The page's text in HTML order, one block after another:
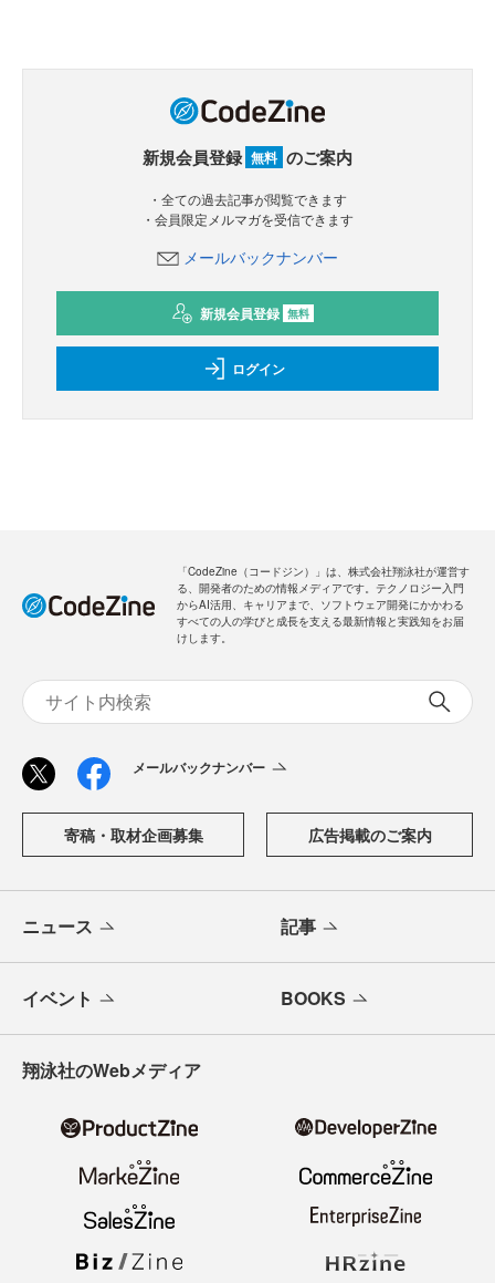
新規会員登録 無料 のご案内
・全ての過去記事が閲覧できます
・会員限定メルマガを受信できます
メールバックナンバー
新規会員登録 無料
ログイン
「CodeZine（コードジン）」は、株式会社翔泳社が運営す
る、開発者のための情報メディアです。テクノロジー入門
からAI活用、キャリアまで、ソフトウェア開発にかかわる
すべての人の学びと成長を支える最新情報と実践知をお届
けします。
メールバックナンバー
寄稿・取材企画募集 広告掲載のご案内
ニュース 記事
イベント BOOKS
翔泳社のWebメディア